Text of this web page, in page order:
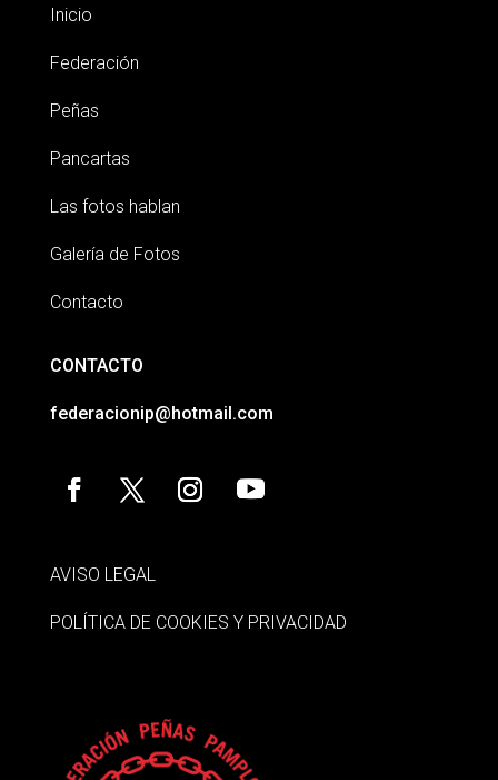
Inicio
Federación
Peñas
Pancartas
Las fotos hablan
Galería de Fotos
Contacto
CONTACTO
federacionip@hotmail.com
AVISO LEGAL
POLÍTICA DE COOKIES Y PRIVACIDAD